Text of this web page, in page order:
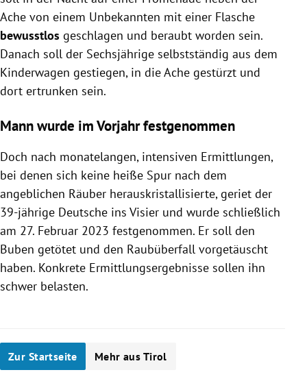
Ache von einem Unbekannten mit einer Flasche
bewusstlos geschlagen und beraubt worden sein.
Danach soll der Sechsjährige selbstständig aus dem
Kinderwagen gestiegen, in die Ache gestürzt und
dort ertrunken sein.
Mann wurde im Vorjahr festgenommen
Doch nach monatelangen, intensiven Ermittlungen,
bei denen sich keine heiße Spur nach dem
angeblichen Räuber herauskristallisierte, geriet der
39-jährige Deutsche ins Visier und wurde schließlich
am 27. Februar 2023 festgenommen. Er soll den
Buben getötet und den Raubüberfall vorgetäuscht
haben. Konkrete Ermittlungsergebnisse sollen ihn
schwer belasten.
Zur Startseite Mehr aus Tirol